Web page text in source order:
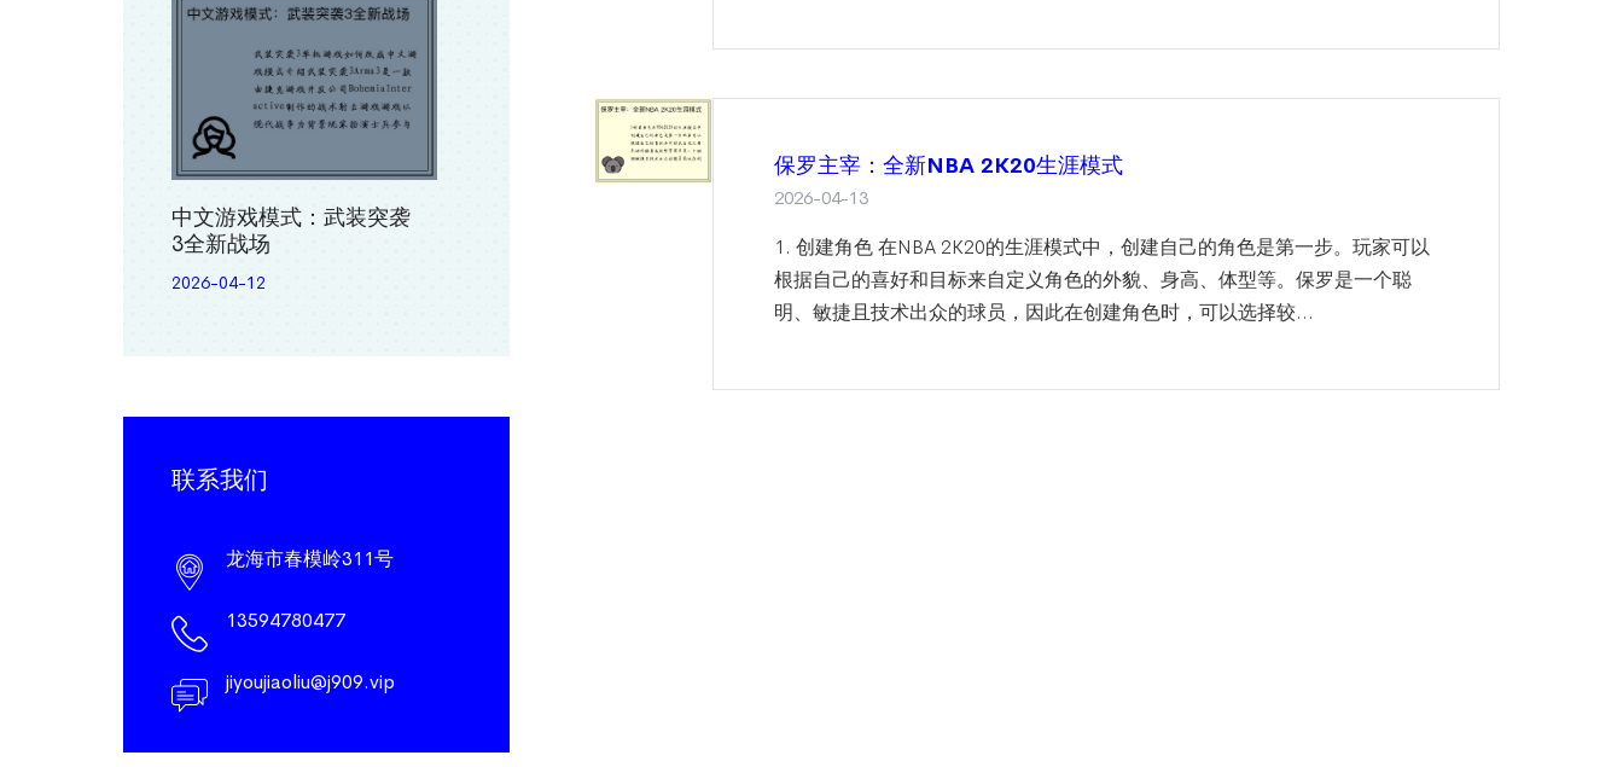
保罗主宰：全新NBA 2K20生涯模式
2026-04-13
1. 创建角色 在NBA 2K20的生涯模式中，创建自己的角色是第一步。玩家可以
根据自己的喜好和目标来自定义角色的外貌、身高、体型等。保罗是一个聪
明、敏捷且技术出众的球员，因此在创建角色时，可以选择较...
中文游戏模式：武装突袭
3全新战场
2026-04-12
联系我们
龙海市春模岭311号
13594780477
jiyoujiaoliu@j909.vip